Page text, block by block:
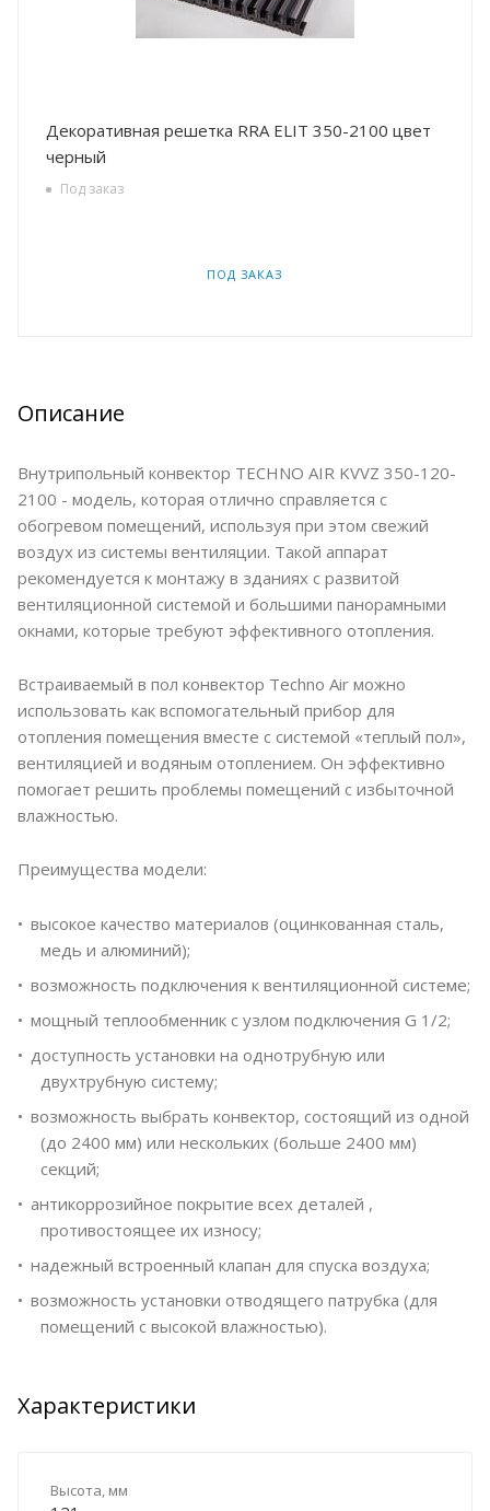
Декоративная решетка RRA ELIT 350-2100 цвет
черный
Под заказ
ПОД ЗАКАЗ
Описание
Внутрипольный конвектор TECHNO AIR KVVZ 350-120-
2100 - модель, которая отлично справляется с
обогревом помещений, используя при этом свежий
воздух из системы вентиляции. Такой аппарат
рекомендуется к монтажу в зданиях с развитой
вентиляционной системой и большими панорамными
окнами, которые требуют эффективного отопления.
Встраиваемый в пол конвектор Techno Air можно
использовать как вспомогательный прибор для
отопления помещения вместе с системой «теплый пол»,
вентиляцией и водяным отоплением. Он эффективно
помогает решить проблемы помещений с избыточной
влажностью.
Преимущества модели:
высокое качество материалов (оцинкованная сталь,
медь и алюминий);
возможность подключения к вентиляционной системе;
мощный теплообменник с узлом подключения G 1/2;
доступность установки на однотрубную или
двухтрубную систему;
возможность выбрать конвектор, состоящий из одной
(до 2400 мм) или нескольких (больше 2400 мм)
секций;
антикоррозийное покрытие всех деталей ,
противостоящее их износу;
надежный встроенный клапан для спуска воздуха;
возможность установки отводящего патрубка (для
помещений с высокой влажностью).
Характеристики
Высота, мм